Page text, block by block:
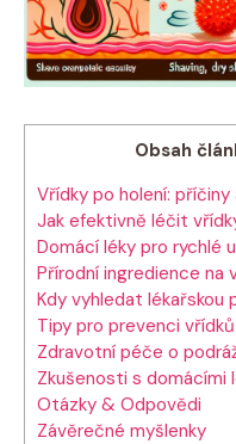
Obsah
Vřídky po holení:
Jak efektivně léčit
Domácí léky pro rychlé
Přírodní ingredience na
Kdy vyhledat lékařskou
Tipy pro prevenci
Zdravotní péče o
Zkušenosti s domácími
Otázky & Odpovědi
Závěrečné myšlenky